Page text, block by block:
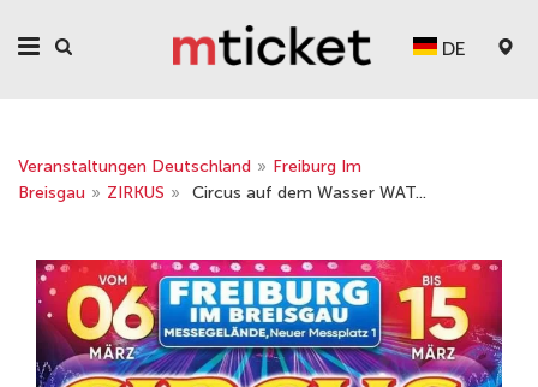
DE
Veranstaltungen Deutschland » Freiburg Im
Breisgau » ZIRKUS » Circus auf dem Wasser WAT...